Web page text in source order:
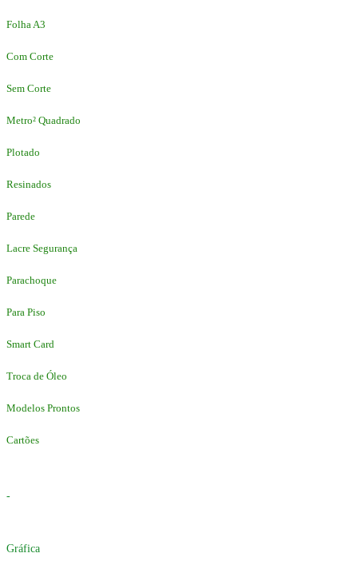
Folha A3
Com Corte
Sem Corte
Metro² Quadrado
Plotado
Resinados
Parede
Lacre Segurança
Parachoque
Para Piso
Smart Card
Troca de Óleo
Modelos Prontos
Cartões
-
Gráfica